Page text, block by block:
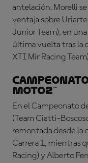
antelación. Morelli
ventaja sobre
Junior Team), en
última vuelta tras la
XTI Mir Racing
Moto2™
En el Campeonato
(Team Ciatti-
remontada desde la
Carrera 1, mientras
Racing) y Alberto